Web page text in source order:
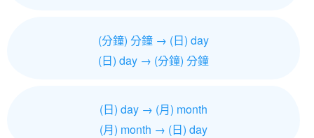
(分鐘) 分鐘 → (日) day
(日) day → (分鐘) 分鐘
(日) day → (月) month
(月) month → (日) day